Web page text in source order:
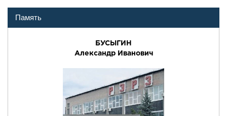
Память
БУСЫГИН
Александр Иванович